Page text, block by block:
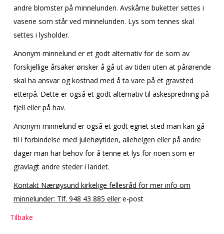
andre blomster på minnelunden. Avskårne buketter settes i
vasene som står ved minnelunden. Lys som tennes skal
settes i lysholder.
Anonym minnelund er et godt alternativ for de som av
forskjellige årsaker ønsker å gå ut av tiden uten at pårørende
skal ha ansvar og kostnad med å ta vare på et gravsted
etterpå. Dette er også et godt alternativ til askespredning på
fjell eller på hav.
Anonym minnelund er også et godt egnet sted man kan gå
til i forbindelse med julehøytiden, allehelgen eller på andre
dager man har behov for å tenne et lys for noen som er
gravlagt andre steder i landet.
Kontakt Nærøysund kirkelige fellesråd for mer info om
minnelunder: Tlf. 948 43 885 eller e-post
Tilbake